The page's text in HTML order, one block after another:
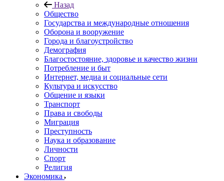
Назад
Общество
Государства и международные отношения
Оборона и вооружение
Города и благоустройство
Демография
Благостостояние, здоровье и качество жизни
Потребление и быт
Интернет, медиа и социальные сети
Культура и искусство
Общение и языки
Транспорт
Права и свободы
Миграция
Преступность
Наука и образование
Личности
Спорт
Религия
Экономика